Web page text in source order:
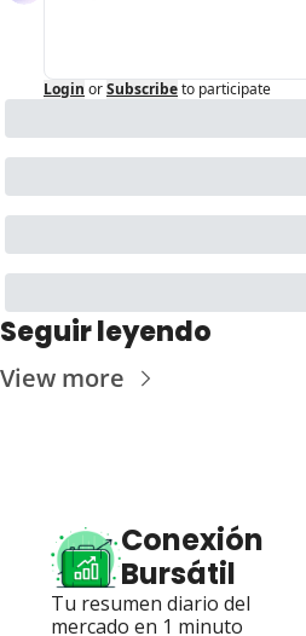
Login orSubscribeto participate
Seguir leyendo
View more
Conexión
Bursátil
Tu resumen diario del
mercado en 1 minuto